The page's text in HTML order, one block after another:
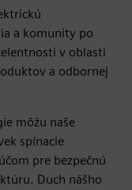
a komunity po
v oblasti
a odbornej
môžu naše
spínacie
pre bezpečnú
Duch nášho